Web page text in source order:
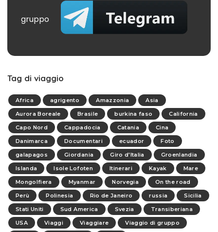
gruppo
Tag di viaggio
Africa agrigento Amazzonia
Asia
Aurora Boreale
Brasile burkina faso
California
Capo Nord
Cappadocia Catania
Cina
Danimarca
Documentari ecuador
Foto
galapagos
Giordania Giro d'Italia
Groenlandia
Islanda
Isole Lofoten Itinerari Kayak
Mare
Mongolfiera
Myanmar Norvegia
On the road
Perù
Polinesia Rio de Janeiro russia
Sicilia
Stati Uniti
Sud America Svezia
Transiberiana
USA
Viaggi Viaggiare Viaggio di gruppo